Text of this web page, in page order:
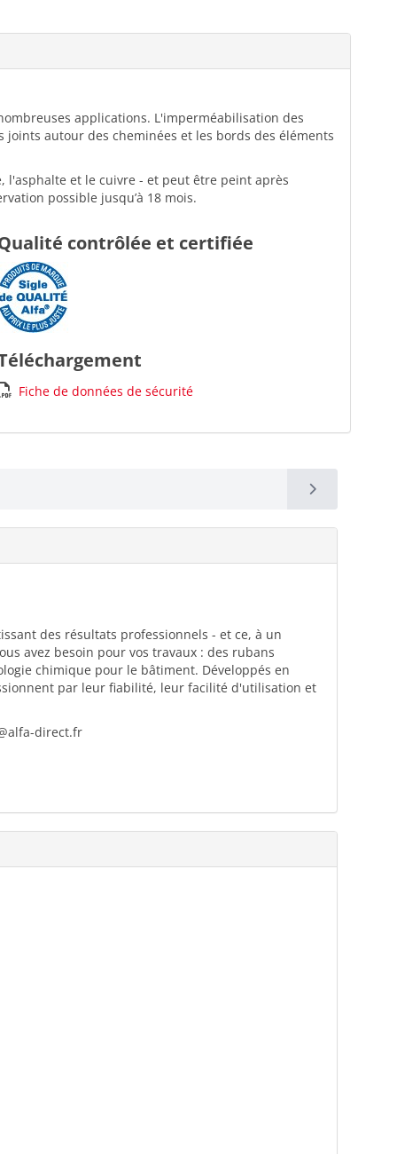
applications. L'imperméabilisation des
autour des cheminées et les bords des éléments
l'asphalte et le cuivre - et peut être peint après
possible jusqu’à 18 mois.
contrôlée et certifiée
Fiche de données de sécurité
des résultats professionnels - et ce, à un
avez besoin pour vos travaux : des rubans
chimique pour le bâtiment. Développés en
par leur fiabilité, leur facilité d'utilisation et
direct.fr